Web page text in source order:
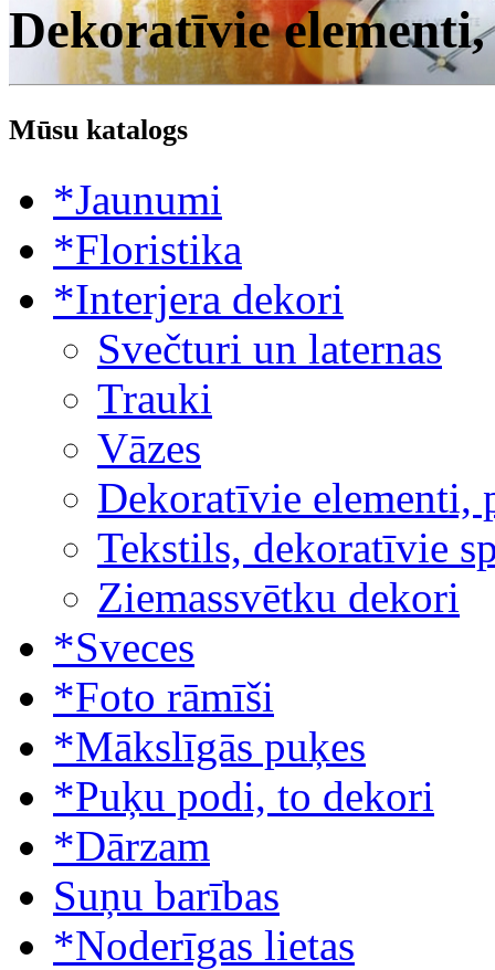
Dekoratīvie
Mūsu katalogs
*Jaunumi
*Floristika
*Interjera dekori
Svečturi un laternas
Trauki
Vāzes
Dekoratīvie elementi,
Tekstils, dekoratīvie
Ziemassvētku dekori
*Sveces
*Foto rāmīši
*Mākslīgās puķes
*Puķu podi, to dekori
*Dārzam
Suņu barības
*Noderīgas lietas